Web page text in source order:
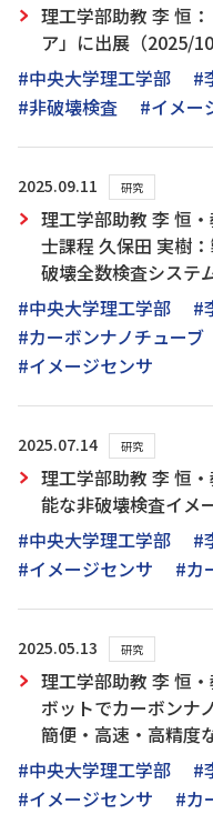
理工学部助教 李 恒
ア」に出展（2025/
#中央大学理工学部
#
#非破壊検査
#イメー
2025.09.11 研究
理工学部助教 李 恒
士課程 久保田 実樹
破壊全数検査システ
#中央大学理工学部
#
#カーボンナノチューブ
#イメージセンサ
2025.07.14 研究
理工学部助教 李 恒
能な非破壊検査イメ
#中央大学理工学部
#
#イメージセンサ
#カ
2025.05.13 研究
理工学部助教 李 恒
ボットでカーボンナ
簡便・高速・高精度
#中央大学理工学部
#
#イメージセンサ
#カ